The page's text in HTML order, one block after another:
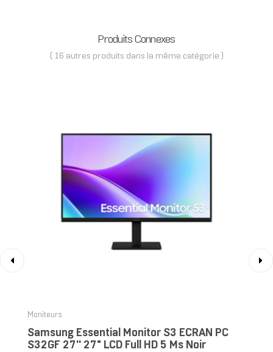
Produits Connexes
( 16 autres produits dans la même catégorie )
Moniteurs
Samsung Essential Monitor S3 ÉCRAN PC
S32GF 27'' 27" LCD Full HD 5 Ms Noir